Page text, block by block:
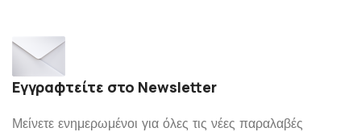
Εγγραφτείτε στο Newsletter
Μείνετε ενημερωμένοι για όλες τις νέες παραλαβές